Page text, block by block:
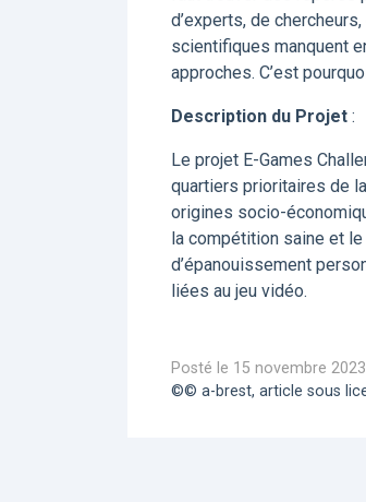
d’experts, de
scientifiques manquent
approches. C’est
Description du Projet :
Le projet E-Games
quartiers prioritaires de
origines socio-
la compétition saine et
d’épanouissement
liées au jeu vidéo.
Posté le 15 novembre 2023
©© a-brest, article sous